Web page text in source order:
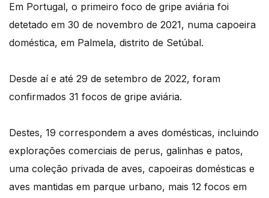
Em Portugal, o primeiro foco de gripe aviária foi
detetado em 30 de novembro de 2021, numa capoeira
doméstica, em Palmela, distrito de Setúbal.
Desde aí e até 29 de setembro de 2022, foram
confirmados 31 focos de gripe aviária.
Destes, 19 correspondem a aves domésticas, incluindo
explorações comerciais de perus, galinhas e patos,
uma coleção privada de aves, capoeiras domésticas e
aves mantidas em parque urbano, mais 12 focos em